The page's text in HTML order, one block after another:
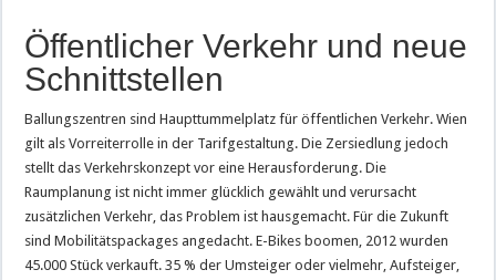
Öffentlicher Verkehr und neue
Schnittstellen
Ballungszentren sind Haupttummelplatz für öffentlichen Verkehr. Wien
gilt als Vorreiterrolle in der Tarifgestaltung. Die Zersiedlung jedoch
stellt das Verkehrskonzept vor eine Herausforderung. Die
Raumplanung ist nicht immer glücklich gewählt und verursacht
zusätzlichen Verkehr, das Problem ist hausgemacht. Für die Zukunft
sind Mobilitätspackages angedacht. E-Bikes boomen, 2012 wurden
45.000 Stück verkauft. 35 % der Umsteiger oder vielmehr, Aufsteiger,